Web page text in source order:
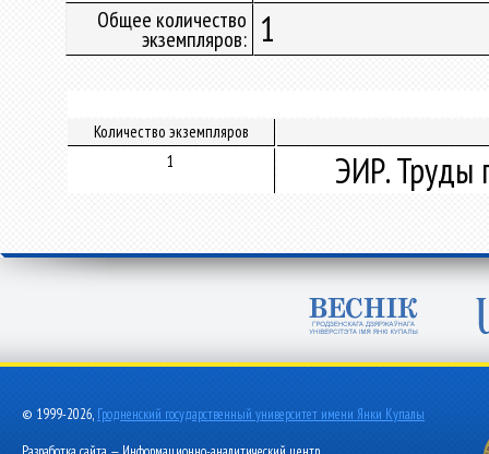
Общее количество
экземпляров: 1
Количество экземпляров
1
ЭИР. Труды
© 1999-2026, Гродненский государственный университет имени Янки Купалы